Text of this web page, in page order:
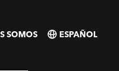
SOMOS
SELECT
SELECT